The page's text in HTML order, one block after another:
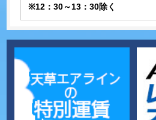
※12：30～13：30除く